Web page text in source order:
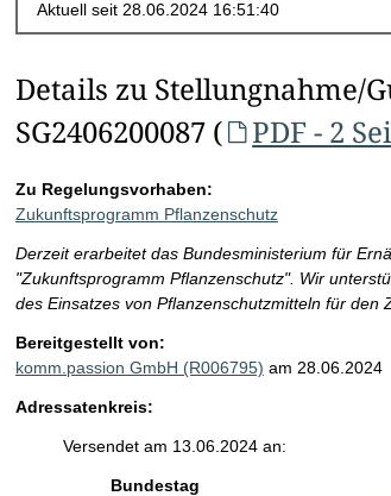
Details zu Stellungnahme/
SG2406200087 (
PDF - 2
Zu Regelungsvorhaben:
Zukunftsprogramm Pflanzenschutz
Derzeit erarbeitet das Bundesministerium für
"Zukunftsprogramm Pflanzenschutz". Wir
des Einsatzes von Pflanzenschutzmitteln für den
Bereitgestellt von:
komm.passion GmbH (R006795) am 28.06.2024
Adressatenkreis:
Versendet am 13.06.2024 an:
Bundestag